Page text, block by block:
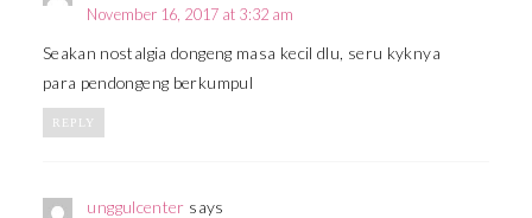
November 16, 2017 at 3:32 am
Seakan nostalgia dongeng masa kecil dlu, seru kyknya
para pendongeng berkumpul
REPLY
unggulcenter says